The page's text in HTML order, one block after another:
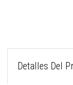
Detalles Del